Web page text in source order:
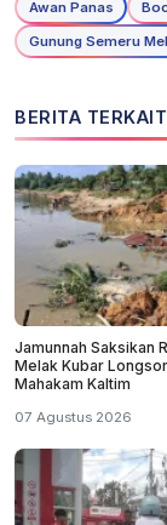
Awan Panas
Gunung Semeru
BERITA TERKAIT
Jamunnah Saksikan
Melak Kubar
Mahakam Kaltim
07 Agustus 2026